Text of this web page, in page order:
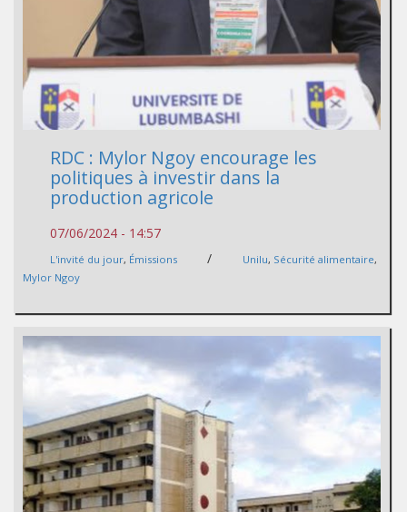
RDC : Mylor Ngoy encourage les
politiques à investir dans la
production agricole
07/06/2024 - 14:57
L'invité du jour, Émissions / Unilu, Sécurité alimentaire,
Mylor Ngoy